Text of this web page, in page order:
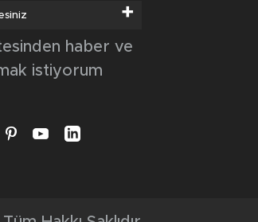
+
haber ve
istiyorum